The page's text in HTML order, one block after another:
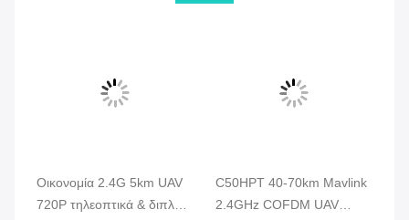
Οικονομία 2.4G 5km UAV
720P τηλεοπτικά & διπλά
C50HPT 40-70km Mavlink
2.4GHz COFDM UAV